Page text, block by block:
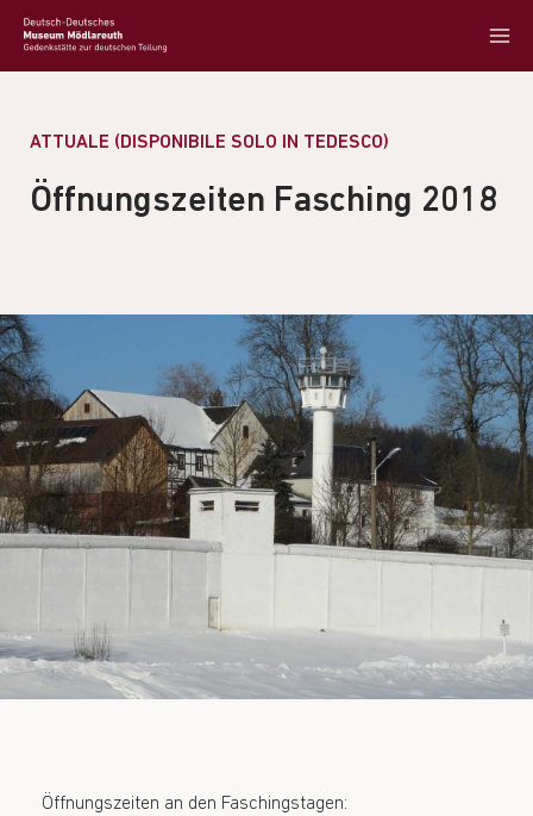
ATTUALE (DISPONIBILE SOLO IN TEDESCO)
Öffnungszeiten Fasching 2018
Öffnungszeiten an den Faschingstagen: